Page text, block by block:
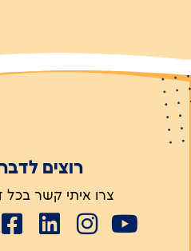
רוצים
צרו איתי קשר בכל